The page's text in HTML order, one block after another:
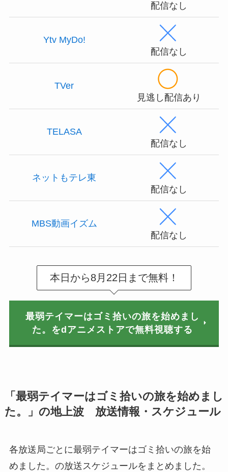
配信なし
Ytv MyDo!
配信なし
TVer
見逃し配信あり
TELASA
配信なし
ネットもテレ東
配信なし
MBS動画イズム
配信なし
本日から8月22日まで無料！
最弱テイマーはゴミ拾いの旅を始めまし
た。をdアニメストアで無料視聴する
「最弱テイマーはゴミ拾いの旅を始めまし
た。」の地上波 放送情報・スケジュール
各放送局ごとに最弱テイマーはゴミ拾いの旅を始
めました。の放送スケジュールをまとめました。